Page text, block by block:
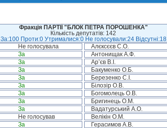
Фракція ПАРТІЇ "БЛОК ПЕТРА ПОРОШЕНКА"
Кількість депутатів: 142
За:100 Проти:0 Утрималися:0 Не голосували:24 Відсутні:18
Не голосувала Алєксєєв С.О.
За Антонищак А.Ф.
За Ар’єв В.І.
За Бакуменко О.Б.
За Березенко С.І.
За Білозір О.В.
За Богомолець О.В.
За Бригинець О.М.
За Вадатурський А.О.
Не голосував Велікін О.М.
За Герасимов А.В.